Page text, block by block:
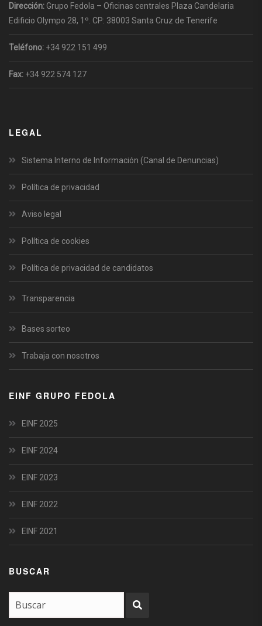
Dirección: Grupo Fedola – Oficinas centrales Plaza Candelaria
Edificio Olympo 28, 1º. CP: 38003 Santa Cruz de Tenerife
Teléfono: +34 922 151 499
Fax: +34 922 574 127
LEGAL
Sistema Interno de Información (Canal de Denuncias)
Política de privacidad
Aviso legal
Política de cookies
Política de privacidad de candidatos
Transparencia
Bases sorteo
Trabaja con nosotros
EINF GRUPO FEDOLA
EINF 2025
EINF 2024
EINF 2023
EINF 2022
EINF 2021
BUSCAR